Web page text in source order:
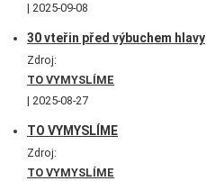
2025-09-08
30 vteřin před výbuchem hlavy
Zdroj:
TO VYMYSLÍME
2025-08-27
TO VYMYSLÍME
Zdroj:
TO VYMYSLÍME